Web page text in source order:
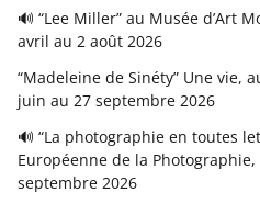
🔊 “Lee Miller” au Musée d’Art
avril au 2 août 2026
“Madeleine de Sinéty” Une vie,
juin au 27 septembre 2026
🔊 “La photographie en toutes
Européenne de la
septembre 2026